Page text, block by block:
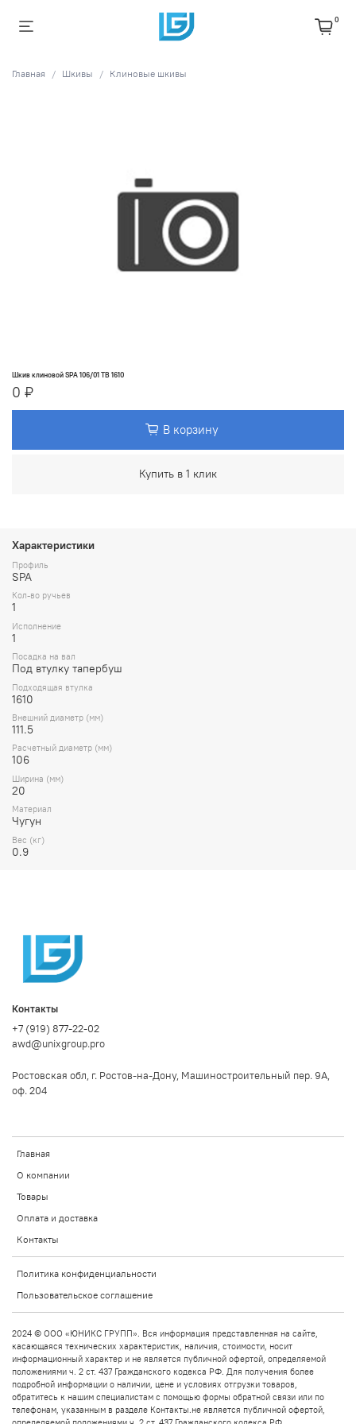
0
Главная Шкивы Клиновые шкивы
Шкив клиновой SPA 106/01 TB 1610
0 ₽
В корзину
Купить в 1 клик
Характеристики
Профиль
SPA
Кол-во ручьев
1
Исполнение
1
Посадка на вал
Под втулку тапербуш
Подходящая втулка
1610
Внешний диаметр (мм)
111.5
Расчетный диаметр (мм)
106
Ширина (мм)
20
Материал
Чугун
Вес (кг)
0.9
Главная
О компании
Товары
Оплата и доставка
Контакты
Политика конфиденциальности
Пользовательское соглашение
Контакты
+7 (919) 877-22-02
awd@unixgroup.pro
Ростовская обл, г. Ростов-на-Дону, Машиностроительный пер. 9А,
оф. 204
2024 © ООО «ЮНИКС ГРУПП». Вся информация представленная на сайте,
касающаяся технических характеристик, наличия, стоимости, носит
информационный характер и не является публичной офертой, определяемой
положениями ч. 2 ст. 437 Гражданского кодекса РФ. Для получения более
подробной информации о наличии, цене и условиях отгрузки товаров,
обратитесь к нашим специалистам с помощью формы обратной связи или по
телефонам, указанным в разделе Контакты.не является публичной офертой,